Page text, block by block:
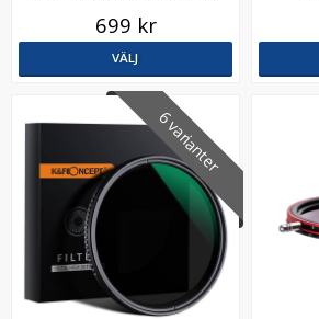
LÄGG I VARUKORG
699 kr
VÄLJ
6 varianter